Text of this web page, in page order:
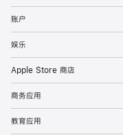
账户
娱乐
Apple Store 商店
商务应用
教育应用